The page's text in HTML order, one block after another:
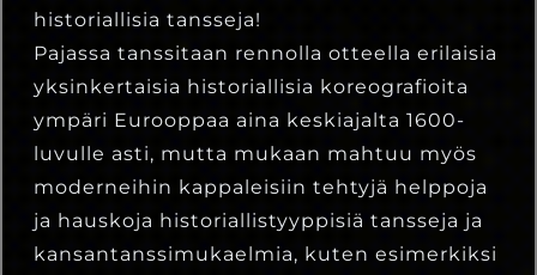
historiallisia tansseja!
Pajassa tanssitaan rennolla otteella erilaisia
yksinkertaisia historiallisia koreografioita
ympäri Eurooppaa aina keskiajalta 1600-
luvulle asti, mutta mukaan mahtuu myös
moderneihin kappaleisiin tehtyjä helppoja
ja hauskoja historiallistyyppisiä tansseja ja
kansantanssimukaelmia, kuten esimerkiksi